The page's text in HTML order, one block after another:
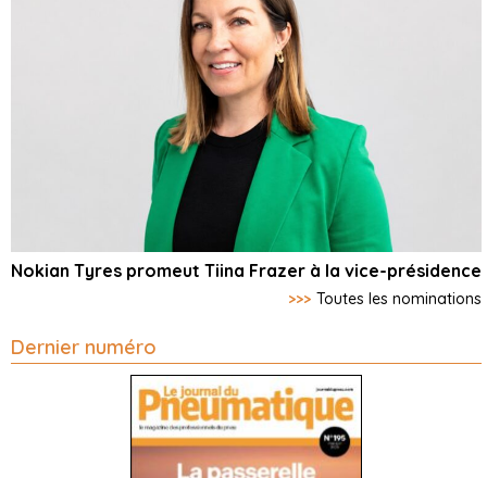
Nokian Tyres promeut Tiina Frazer à la vice-présidence
>>> Toutes les nominations
Dernier numéro